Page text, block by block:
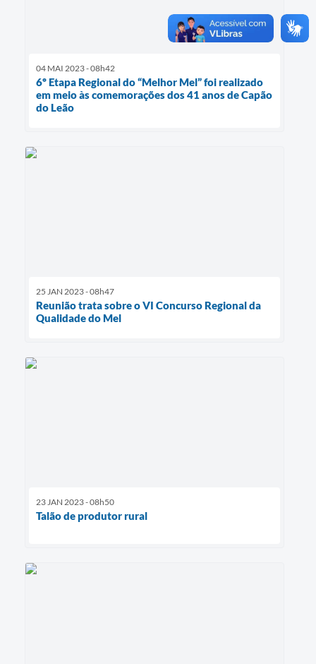
04 MAI 2023 - 08h42
6º Etapa Regional do “Melhor Mel” foi realizado
em meio às comemorações dos 41 anos de Capão
do Leão
25 JAN 2023 - 08h47
Reunião trata sobre o VI Concurso Regional da
Qualidade do Mel
23 JAN 2023 - 08h50
Talão de produtor rural